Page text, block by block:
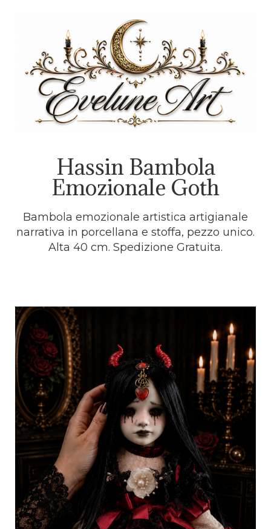
Hassin Bambola
Emozionale Goth
Bambola emozionale artistica artigianale
narrativa in porcellana e stoffa, pezzo unico.
Alta 40 cm. Spedizione Gratuita.